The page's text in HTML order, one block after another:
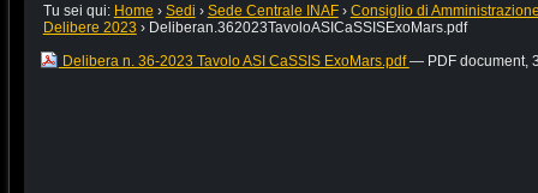
Tu sei qui: Home › Sedi › Sede Centrale INAF › Consiglio di
Delibere 2023 › Deliberan.362023TavoloASICaSSISExoMars.pdf
Delibera n. 36-2023 Tavolo ASI CaSSIS ExoMars.pdf— PDF document,